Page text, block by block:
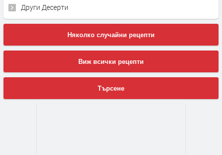
Други Десерти
Няколко случайни рецепти
Виж всички рецепти
Търсене